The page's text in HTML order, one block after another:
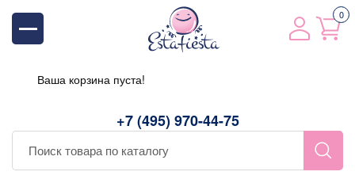
+7 (495) 970-44-75
0
Ваша корзина пуста!